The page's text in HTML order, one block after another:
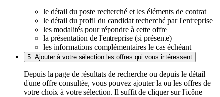
le détail du poste recherché et les éléments de contrat
le détail du profil du candidat recherché par l'entreprise
les modalités pour répondre à cette offre
la présentation de l'entreprise (si présente)
les informations complémentaires le cas échéant
5. Ajouter à votre sélection les offres qui vous intéressent
Depuis la page de résultats de recherche ou depuis le détail
d'une offre consultée, vous pouvez ajouter la ou les offres de
votre choix à votre sélection. Il suffit de cliquer sur l'icône